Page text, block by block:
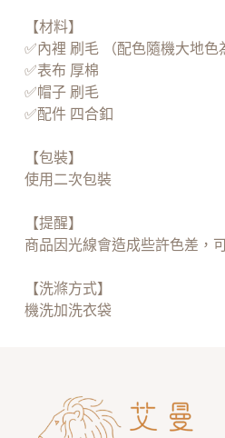
【材料】
✅內裡 刷毛 （配色隨機大地色
✅表布 厚棉
✅帽子 刷毛
✅配件 四合釦
【包裝】
使用二次包裝
【提醒】
商品因光線會造成些許色差，
【洗滌方式】
機洗加洗衣袋